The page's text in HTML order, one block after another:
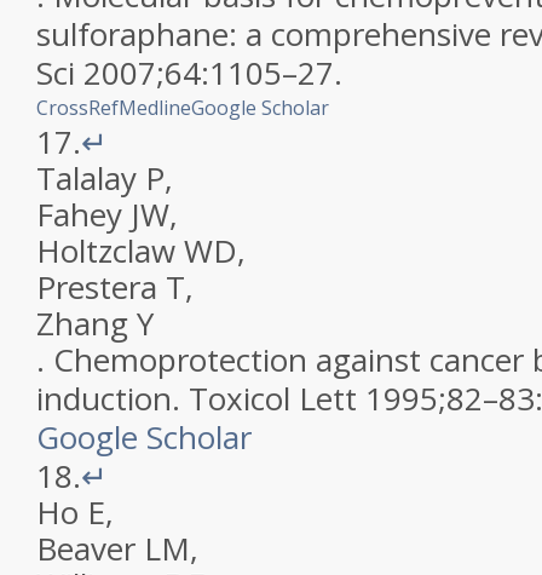
sulforaphane: a comprehensive
Sci 2007;64:1105–27.
CrossRefMedlineGoogle Scholar
17.↵
Talalay P,
Fahey JW,
HoltzclawWD,
Prestera T,
ZhangY
. Chemoprotection against cancer
induction. Toxicol Lett 1995;82–83:
Google Scholar
18.↵
Ho E,
Beaver LM,